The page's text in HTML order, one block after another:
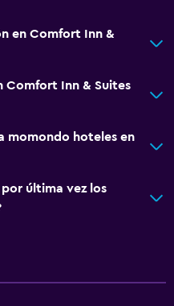
en Comfort Inn &
Comfort Inn & Suites
momondo hoteles en
última vez los